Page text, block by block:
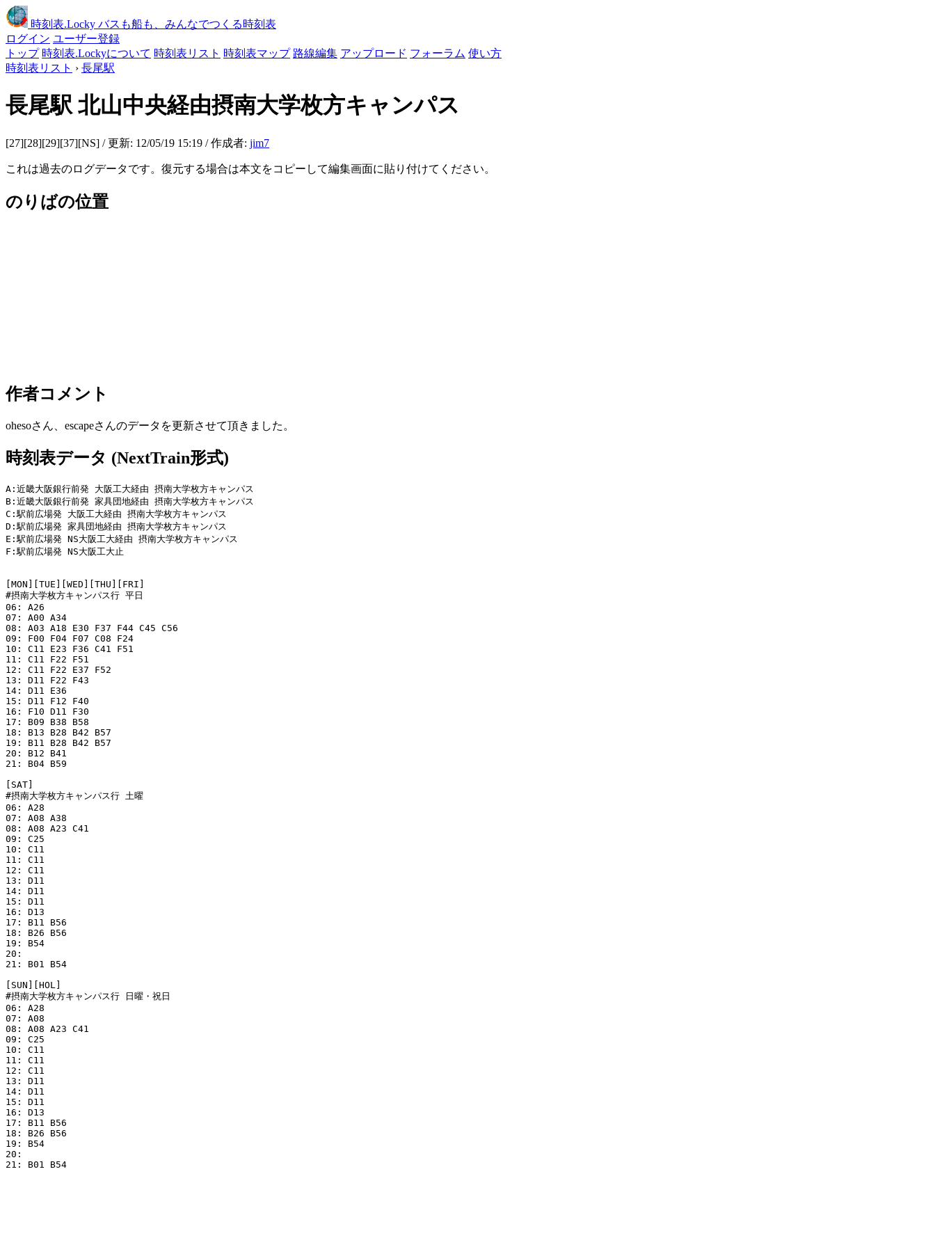
時刻表.Locky バスも船も、みんなでつくる時刻表
ログイン ユーザー登録
トップ 時刻表.Lockyについて 時刻表リスト 時刻表マップ 路線編集 アップロード フォーラム 使い方
時刻表リスト › 長尾駅
長尾駅 北山中央経由摂南大学枚方キャンパス
[27][28][29][37][NS] / 更新: 12/05/19 15:19 / 作成者: jim7
これは過去のログデータです。復元する場合は本文をコピーして編集画面に貼り付けてください。
のりばの位置
作者コメント
ohesoさん、escapeさんのデータを更新させて頂きました。
時刻表データ (NextTrain形式)
A:近畿大阪銀行前発 大阪工大経由 摂南大学枚方キャンパス
B:近畿大阪銀行前発 家具団地経由 摂南大学枚方キャンパス
C:駅前広場発 大阪工大経由 摂南大学枚方キャンパス
D:駅前広場発 家具団地経由 摂南大学枚方キャンパス
E:駅前広場発 NS大阪工大経由 摂南大学枚方キャンパス
F:駅前広場発 NS大阪工大止
[MON][TUE][WED][THU][FRI]
#摂南大学枚方キャンパス行 平日
06: A26
07: A00 A34
08: A03 A18 E30 F37 F44 C45 C56
09: F00 F04 F07 C08 F24
10: C11 E23 F36 C41 F51
11: C11 F22 F51
12: C11 F22 E37 F52
13: D11 F22 F43
14: D11 E36
15: D11 F12 F40
16: F10 D11 F30
17: B09 B38 B58
18: B13 B28 B42 B57
19: B11 B28 B42 B57
20: B12 B41
21: B04 B59
[SAT]
#摂南大学枚方キャンパス行 土曜
06: A28
07: A08 A38
08: A08 A23 C41
09: C25
10: C11
11: C11
12: C11
13: D11
14: D11
15: D11
16: D13
17: B11 B56
18: B26 B56
19: B54
20:
21: B01 B54
[SUN][HOL]
#摂南大学枚方キャンパス行 日曜・祝日
06: A28
07: A08
08: A08 A23 C41
09: C25
10: C11
11: C11
12: C11
13: D11
14: D11
15: D11
16: D13
17: B11 B56
18: B26 B56
19: B54
20:
21: B01 B54